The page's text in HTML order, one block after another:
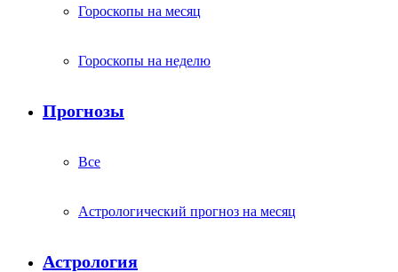
Гороскопы на месяц
Гороскопы на неделю
Прогнозы
Все
Астрологический прогноз на месяц
Астрология